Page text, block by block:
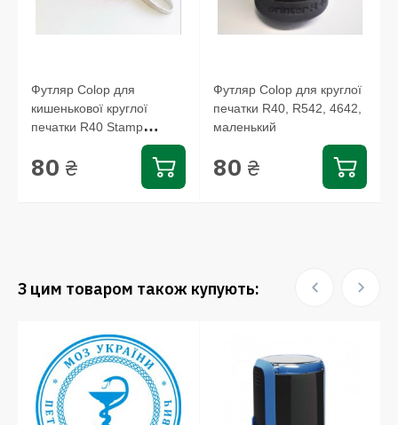
Футляр Colop для
кишенькової круглої
печатки R40 Stamp
80 ₴
Футляр Colop для круглої
печатки R40, R542, 4642,
маленький
80 ₴
З цим товаром також купують: